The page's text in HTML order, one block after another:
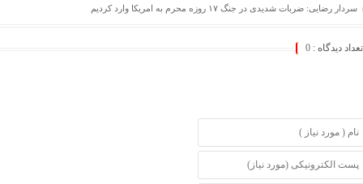
سردار رضایی: ضربات شدیدی در جنگ ۱۷ روزه محرم به امریکا وارد کردیم
تعداد دیدگاه : 0